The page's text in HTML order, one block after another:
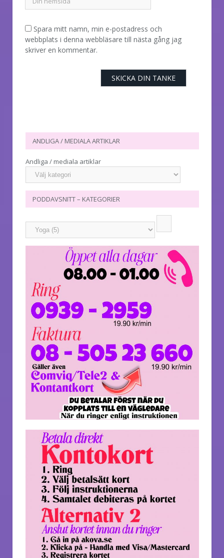
Spara mitt namn, min e-postadress och
webbplats i denna webbläsare till nästa gång jag
skriver en kommentar.
ANDLIGA / MEDIALA ARTIKLAR
Andliga / mediala artiklar
PODDAVSNITT – KATEGORIER